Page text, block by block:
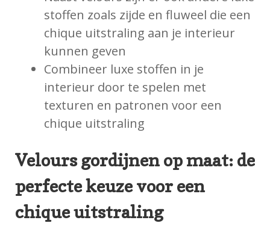
stoffen zoals zijde en fluweel die een
chique uitstraling aan je interieur
kunnen geven
Combineer luxe stoffen in je
interieur door te spelen met
texturen en patronen voor een
chique uitstraling
Velours gordijnen op maat: de
perfecte keuze voor een
chique uitstraling